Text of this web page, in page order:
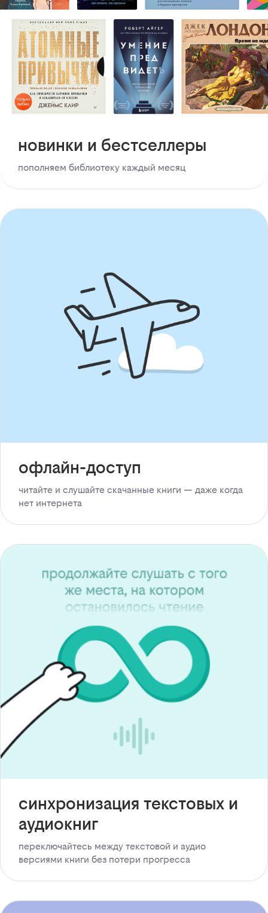
новинки и бестселлеры
пополняем библиотеку каждый месяц
офлайн-доступ
читайте и слушайте скачанные книги — даже когда
нет интернета
синхронизация текстовых и
аудиокниг
переключайтесь между текстовой и аудио
версиями книги без потери прогресса